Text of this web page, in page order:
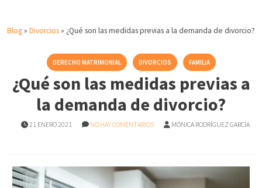
Blog» Divorcios» ¿Qué son las medidas previas a la demanda de divorcio?
DERECHO MATRIMONIAL DIVORCIOS FAMILIA
¿Qué son las medidas previas a
la demanda de divorcio?
21 ENERO 2021 NO HAY COMENTARIOS MÓNICA RODRÍGUEZ GARCÍA